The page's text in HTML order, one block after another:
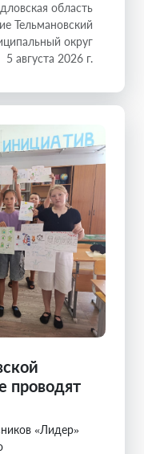
область
Тельмановский
округ
5 августа 2026 г.
проводят
«Лидер»